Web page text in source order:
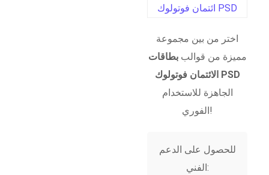
اختر من بين مجموعة
مميزة من قوالببطاقات
الائتمان فوتولوك PSD
الجاهزة للاستخدام
الفوري!
للحصول على الدعم
الفني: